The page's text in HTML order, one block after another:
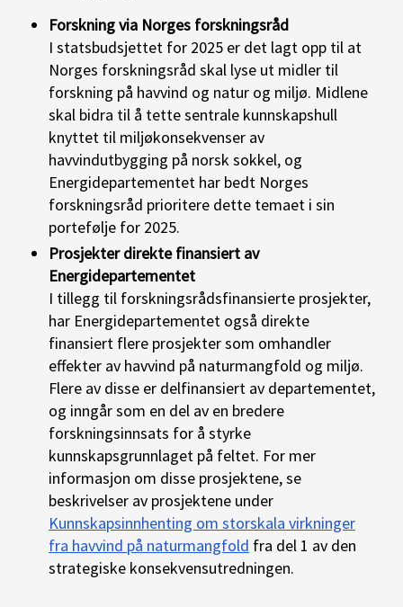
Forskning via Norges forskningsråd
I statsbudsjettet for 2025 er det lagt opp til at
Norges forskningsråd skal lyse ut midler til
forskning på havvind og natur og miljø. Midlene
skal bidra til å tette sentrale kunnskapshull
knyttet til miljøkonsekvenser av
havvindutbygging på norsk sokkel, og
Energidepartementet har bedt Norges
forskningsråd prioritere dette temaet i sin
portefølje for 2025.
Prosjekter direkte finansiert av
Energidepartementet
I tillegg til forskningsrådsfinansierte prosjekter,
har Energidepartementet også direkte
finansiert flere prosjekter som omhandler
effekter av havvind på naturmangfold og miljø.
Flere av disse er delfinansiert av departementet,
og inngår som en del av en bredere
forskningsinnsats for å styrke
kunnskapsgrunnlaget på feltet. For mer
informasjon om disse prosjektene, se
beskrivelser av prosjektene under
Kunnskapsinnhenting om storskala virkninger
fra havvind på naturmangfold fra del 1 av den
strategiske konsekvensutredningen.